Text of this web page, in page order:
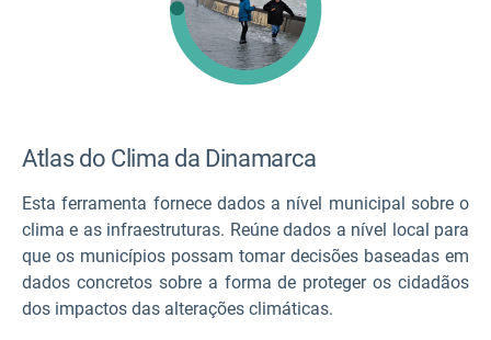
Atlas do Clima da Dinamarca
Esta ferramenta fornece dados a nível municipal sobre o
clima e as infraestruturas. Reúne dados a nível local para
que os municípios possam tomar decisões baseadas em
dados concretos sobre a forma de proteger os cidadãos
dos impactos das alterações climáticas.